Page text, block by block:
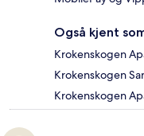
Også kjent
Krokenskogen
Krokenskogen
Krokenskogen